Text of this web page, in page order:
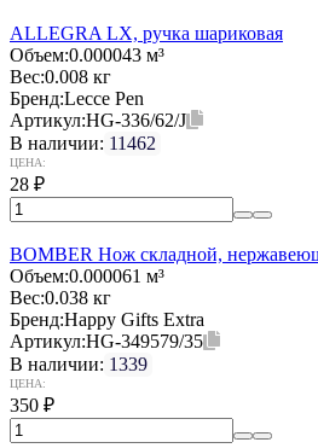
ALLEGRA LX, ручка шариковая
Объем:0.000043 м³
Вес:0.008 кг
Бренд:Lecce Pen
Артикул:HG-336/62/J
В наличии: 11462
ЦЕНА:
28 ₽
BOMBER Нож складной,
Объем:0.000061 м³
Вес:0.038 кг
Бренд:Happy Gifts Extra
Артикул:HG-349579/35
В наличии: 1339
ЦЕНА:
350 ₽